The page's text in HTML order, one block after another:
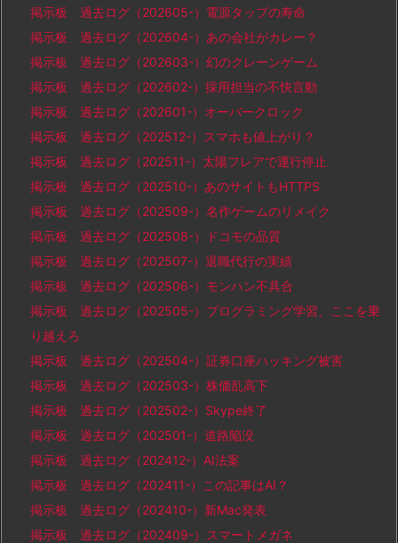
掲示板 過去ログ（202605-）電源タップの寿命
掲示板 過去ログ（202604-）あの会社がカレー？
掲示板 過去ログ（202603-）幻のクレーンゲーム
掲示板 過去ログ（202602-）採用担当の不快言動
掲示板 過去ログ（202601-）オーバークロック
掲示板 過去ログ（202512-）スマホも値上がり？
掲示板 過去ログ（202511-）太陽フレアで運行停止
掲示板 過去ログ（202510-）あのサイトもHTTPS
掲示板 過去ログ（202509-）名作ゲームのリメイク
掲示板 過去ログ（202508-）ドコモの品質
掲示板 過去ログ（202507-）退職代行の実績
掲示板 過去ログ（202506-）モンハン不具合
掲示板 過去ログ（202505-）プログラミング学習、ここを乗
り越えろ
掲示板 過去ログ（202504-）証券口座ハッキング被害
掲示板 過去ログ（202503-）株価乱高下
掲示板 過去ログ（202502-）Skype終了
掲示板 過去ログ（202501-）道路陥没
掲示板 過去ログ（202412-）AI法案
掲示板 過去ログ（202411-）この記事はAI？
掲示板 過去ログ（202410-）新Mac発表
掲示板 過去ログ（202409-）スマートメガネ